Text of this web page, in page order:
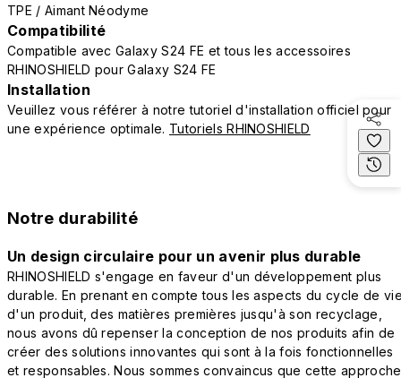
TPE / Aimant Néodyme
Compatibilité
Compatible avec Galaxy S24 FE et tous les accessoires
RHINOSHIELD pour Galaxy S24 FE
Installation
Veuillez vous référer à notre tutoriel d'installation officiel pour
une expérience optimale. Tutoriels RHINOSHIELD
Notre durabilité
Un design circulaire pour un avenir plus durable
RHINOSHIELD s'engage en faveur d'un développement plus
durable. En prenant en compte tous les aspects du cycle de
d'un produit, des matières premières jusqu'à son recyclage,
nous avons dû repenser la conception de nos produits afin de
créer des solutions innovantes qui sont à la fois fonctionnelles
et responsables. Nous sommes convaincus que cette approche